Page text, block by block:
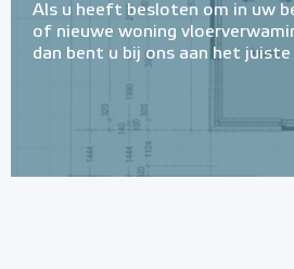
Als u heeft besloten om in uw
of nieuwe woning
dan bent u bij ons aan het juiste